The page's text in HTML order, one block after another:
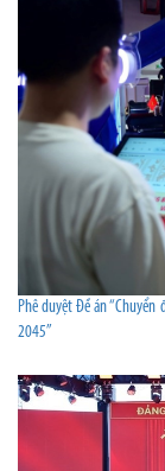
Phê duyệt Đề án
2045”